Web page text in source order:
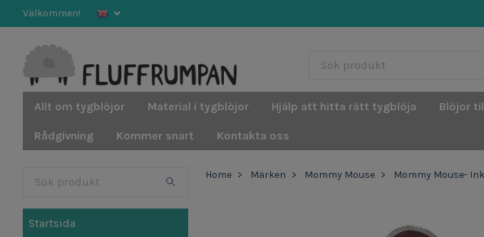
Välkommen!
Allt om tygblöjor Material i tygblöjor Hjälp att hitta rätt tygblöja Blöjor
Rådgivning Kommer snart Kontakta oss
Startsida
Home Märken Mommy Mouse Mommy Mouse-